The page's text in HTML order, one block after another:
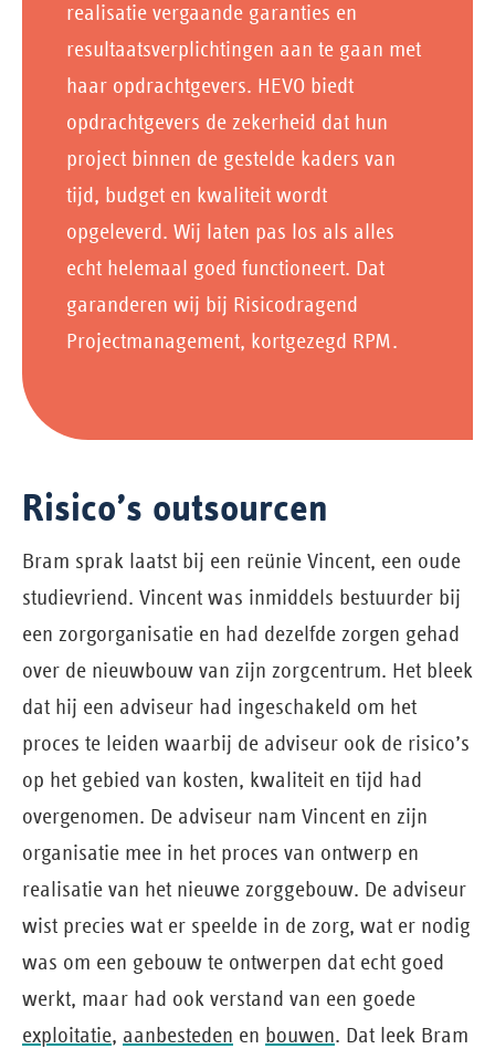
realisatie vergaande garanties en
resultaatsverplichtingen aan te gaan met
haar opdrachtgevers. HEVO biedt
opdrachtgevers de zekerheid dat hun
project binnen de gestelde kaders van
tijd, budget en kwaliteit wordt
opgeleverd. Wij laten pas los als alles
echt helemaal goed functioneert. Dat
garanderen wij bij Risicodragend
Projectmanagement, kortgezegd RPM.
Risico’s outsourcen
Bram sprak laatst bij een reünie Vincent, een oude
studievriend. Vincent was inmiddels bestuurder bij
een zorgorganisatie en had dezelfde zorgen gehad
over de nieuwbouw van zijn zorgcentrum. Het bleek
dat hij een adviseur had ingeschakeld om het
proces te leiden waarbij de adviseur ook de risico’s
op het gebied van kosten, kwaliteit en tijd had
overgenomen. De adviseur nam Vincent en zijn
organisatie mee in het proces van ontwerp en
realisatie van het nieuwe zorggebouw. De adviseur
wist precies wat er speelde in de zorg, wat er nodig
was om een gebouw te ontwerpen dat echt goed
werkt, maar had ook verstand van een goede
exploitatie, aanbesteden en bouwen. Dat leek Bram